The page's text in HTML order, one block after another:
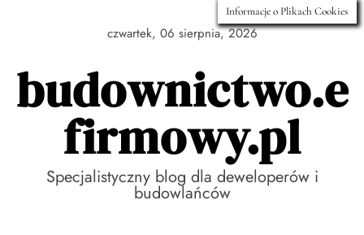
czwartek, 06 sierpnia, 2026
budownictwo.e
firmowy.pl
Specjalistyczny blog dla deweloperów i
budowlańców
Informacje o Plikach Cookies